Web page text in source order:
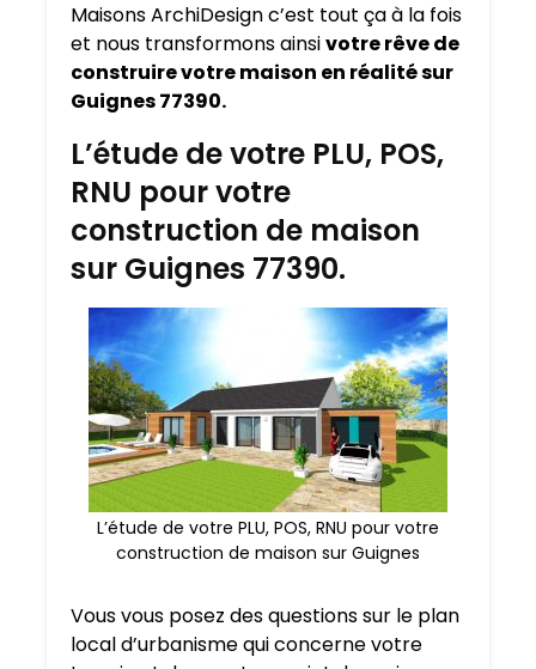
Maisons ArchiDesign c’est tout ça à la fois
et nous transformons ainsivotre rêve de
construire votre maison en réalité sur
Guignes 77390.
L’étude de votre PLU, POS,
RNU pour votre
construction de maison
sur Guignes 77390.
L’étude de votre PLU, POS, RNU pour votre
construction de maison sur Guignes
Vous vous posez des questions sur le plan
local d’urbanisme qui concerne votre